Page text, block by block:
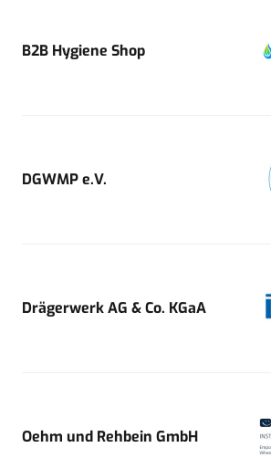
B2B Hygiene Shop
DGWMP e.V.
Drägerwerk AG & Co. KGaA
Oehm und Rehbein GmbH